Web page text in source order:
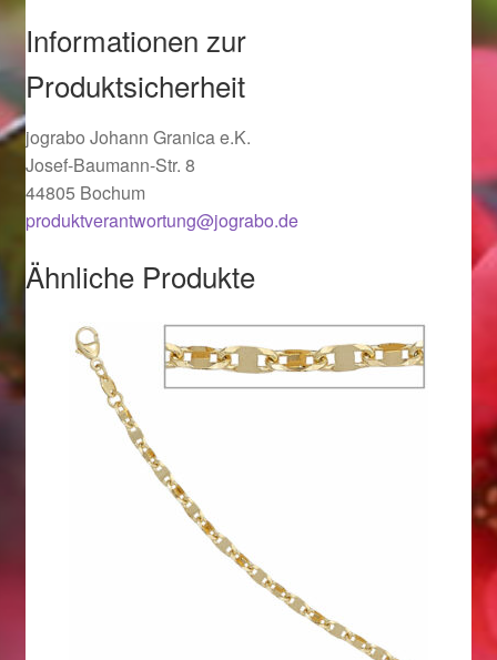
Ostergeschenke finden für Ostern 2019
Ostergeschenke finden für Ostern 2020
Ostergeschenke finden für Ostern 2021
Ostergeschenke finden für Ostern 2022
Partner
Startseite
Informationen zur
Produktsicherheit
jograbo Johann Granica e.K.
Josef-Baumann-Str. 8
44805 Bochum
produktverantwortung@jograbo.de
Ähnliche Produkte